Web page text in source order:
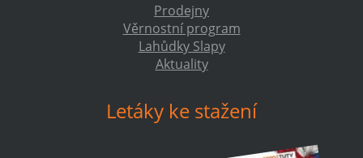
Prodejny
Věrnostní program
Lahůdky Slapy
Aktuality
Letáky ke stažení